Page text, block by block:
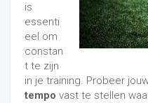
is
essenti
eel om
constan
t te zijn
in je training. Probeer
tempo vast te stellen